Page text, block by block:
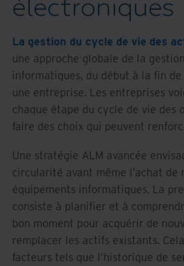
électroniques
La gestion du cycle de vie des
une approche globale de la
informatiques, du début à la fin
une entreprise. Les entreprises
chaque étape du cycle de vie des
faire des choix qui peuvent
Une stratégie ALM avancée
circularité avant même l’achat de
équipements informatiques. La
consiste à planifier et à
bon moment pour acquérir de
remplacer les actifs existants.
facteurs tels que l’historique de